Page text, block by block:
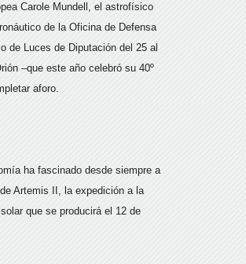
Carole Mundell, el astrofísico
de la Oficina de Defensa
de Luces de Diputación del 25 al
–que este año celebró su 40º
aforo.
ha fascinado desde siempre a
Artemis II, la expedición a la
que se producirá el 12 de